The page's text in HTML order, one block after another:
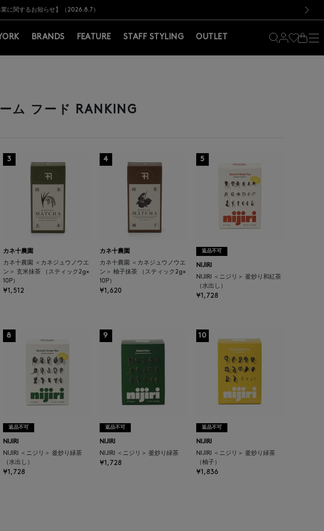
以上のお買上げで常時送料無料！お買い物の際は会員登録を！
知らせ】(2026.8.7)
に関するお知らせ】（2026.8.7）
のお知らせ】（2026.8.5）
お荷物のお届けについて
案内・ご注意事項
以上のお買上げで常時送料無料！お買い物の際は会員登録を！
知らせ】(2026.8.7)
BRANDS FEATURE STAFF STYLING OUTLET
ム フード RANKING
3
カネ十農園
カネ十農園 ＜カネジュウノウエ
ン＞ 玄米抹茶 （スティック2g×
10P）
¥1,512
4
カネ十農園
カネ十農園 ＜カネジュウノウエ
ン＞ 柚子抹茶 （スティック2g×
10P）
¥1,620
5
返品不可
NIJIRI
NIJIRI ＜ニジリ＞ 釜炒り和紅茶
（水出し）
¥1,728
8
返品不可
NIJIRI
NIJIRI ＜ニジリ＞ 釜炒り緑茶
（水出し）
¥1,728
9
返品不可
NIJIRI
NIJIRI ＜ニジリ＞ 釜炒り緑茶
¥1,728
10
返品不可
NIJIRI
NIJIRI ＜ニジリ＞ 釜炒り緑茶
（柚子）
¥1,836